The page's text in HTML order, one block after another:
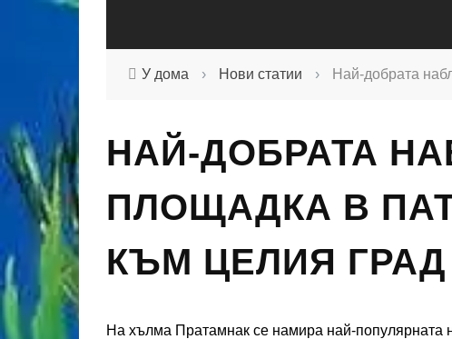
У дома › Нови статии › Най-добрата
НАЙ-ДОБРАТА
ПЛОЩАДКА В
КЪМ ЦЕЛИЯ ГРАД
На хълма Пратамнак се намира най-популярната